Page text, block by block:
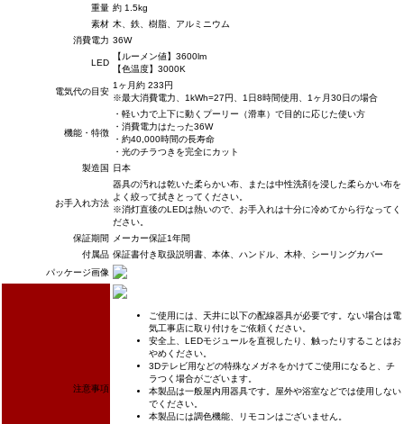
重量 約 1.5kg
素材 木、鉄、樹脂、アルミニウム
消費電力 36W
LED
【ルーメン値】3600lm
【色温度】3000K
電気代の目安
1ヶ月約 233円
※最大消費電力、1kWh=27円、1日8時間使用、1ヶ月30日の場合
機能・特徴
・軽い力で上下に動くプーリー（滑車）で目的に応じた使い方
・消費電力はたった36W
・約40,000時間の長寿命
・光のチラつきを完全にカット
製造国
日本
お手入れ方法
器具の汚れは乾いた柔らかい布、または中性洗剤を浸した柔らかい布を
よく絞って拭きとってください。
※消灯直後のLEDは熱いので、お手入れは十分に冷めてから行なってく
ださい。
保証期間
メーカー保証1年間
付属品 保証書付き取扱説明書、本体、ハンドル、木枠、シーリングカバー
パッケージ画像
注意事項
ご使用には、天井に以下の配線器具が必要です。ない場合は電
気工事店に取り付けをご依頼ください。
安全上、LEDモジュールを直視したり、触ったりすることはお
やめください。
3Dテレビ用などの特殊なメガネをかけてご使用になると、チ
ラつく場合がございます。
本製品は一般屋内用器具です。屋外や浴室などでは使用しない
でください。
本製品には調色機能、リモコンはございません。